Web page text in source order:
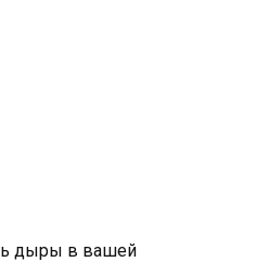
дыры в вашей